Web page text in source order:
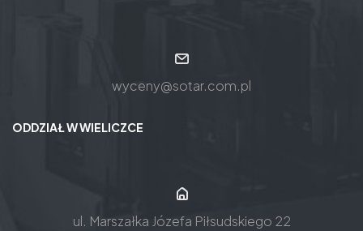
wyceny@sotar.com.pl
ODDZIAŁ W WIELICZCE
ul. Marszałka Józefa Piłsudskiego 22